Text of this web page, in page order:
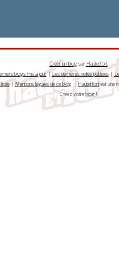
Créer un blogsur Hautetfort
blogs mis à jour|Les dernières notes publiées|
| Mentions légales de ce blog |Hautetfortest une
Créez votreblog!